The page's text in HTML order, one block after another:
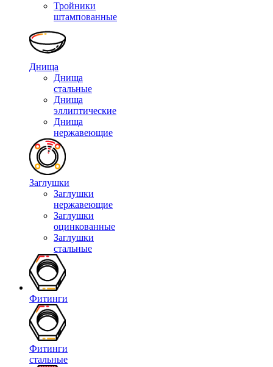
Тройники
штампованные
Днища
Днища
стальные
Днища
эллиптические
Днища
нержавеющие
Заглушки
Заглушки
нержавеющие
Заглушки
оцинкованные
Заглушки
стальные
Фитинги
Фитинги
стальные